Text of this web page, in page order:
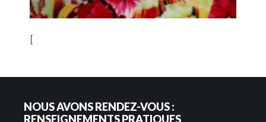
[
NOUS AVONS RENDEZ-VOUS :
RENSEIGNEMENTS PRATIQUES